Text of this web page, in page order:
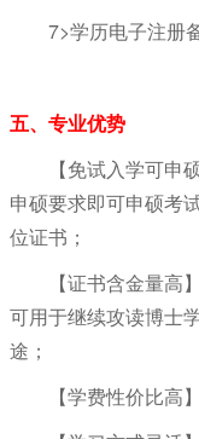
7>学历电子注册
五、专业优势
【免试入学可申硕
申硕要求即可申硕考
位证书；
【证书含金量高】
可用于继续攻读博士
途；
【学费性价比高】